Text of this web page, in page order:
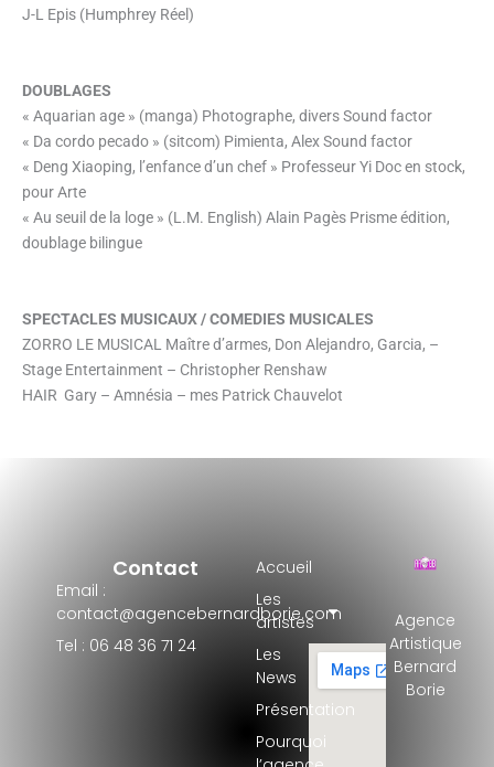
J-L Epis (Humphrey Réel)
DOUBLAGES
« Aquarian age » (manga) Photographe, divers Sound factor
« Da cordo pecado » (sitcom) Pimienta, Alex Sound factor
« Deng Xiaoping, l’enfance d’un chef » Professeur Yi Doc en stock,
pour Arte
« Au seuil de la loge » (L.M. English) Alain Pagès Prisme édition,
doublage bilingue
SPECTACLES MUSICAUX / COMEDIES MUSICALES
ZORRO LE MUSICAL Maître d’armes, Don Alejandro, Garcia, –
Stage Entertainment – Christopher Renshaw
HAIR Gary – Amnésia – mes Patrick Chauvelot
Agence
Artistique
Bernard
Borie
Contact
Email :
contact@agencebernardborie.com
Tel : 06 48 36 71 24
Accueil
Les
artistes
Les
News
Présentation
Pourquoi